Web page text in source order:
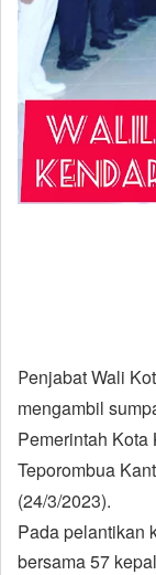
Penjabat Wali
mengambil
Pemerintah
Teporombua
(24/3/2023).
Pada pelantikan
bersama 57